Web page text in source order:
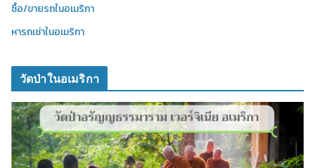
ซื้อ/ขายรถในอเมริกา
หารถเช่าในอเมริกา
วัดป่าในอเมริกา